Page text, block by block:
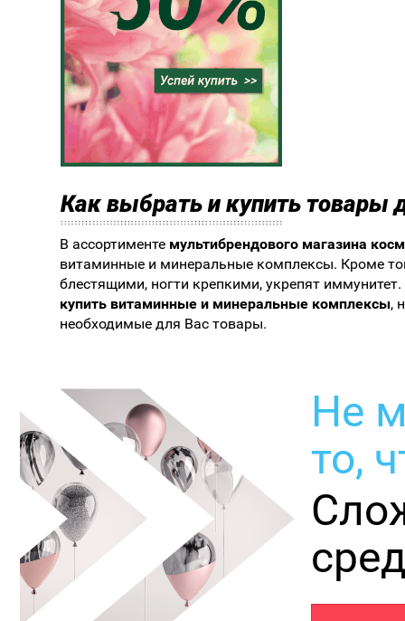
Как выбрать и купить товары
В ассортименте мультибрендового магазина
витаминные и минеральные комплексы. Кроме
блестящими, ногти крепкими, укрепят иммунитет.
купить витаминные и минеральные комплексы,
необходимые для Вас товары.
Не
то,